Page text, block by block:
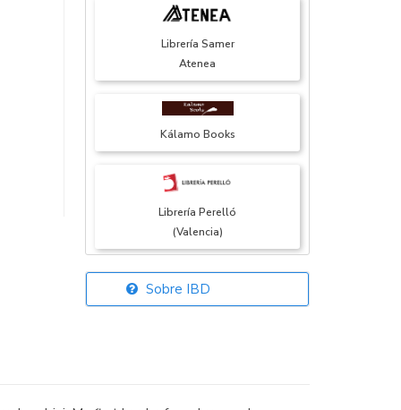
Librería Samer
Atenea
Kálamo Books
Librería Perelló
(Valencia)
Librería Elías
Sobre IBD